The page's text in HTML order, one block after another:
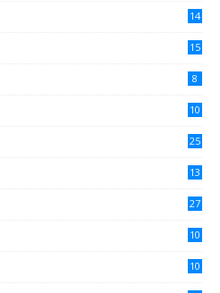
14
15
8
10
25
13
27
10
10